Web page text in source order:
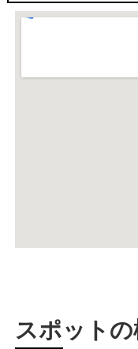
スポット